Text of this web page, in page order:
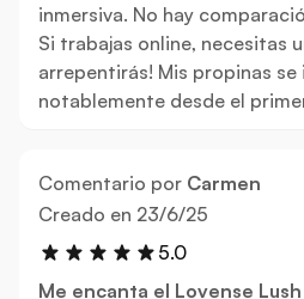
inmersiva. No hay
Si trabajas online, necesitas
arrepentirás! Mis propinas
notablemente desde el
Comentario por Carmen
Creado en 23 de junio de 2025
23/6/25
5.0
Me encanta el Lovense